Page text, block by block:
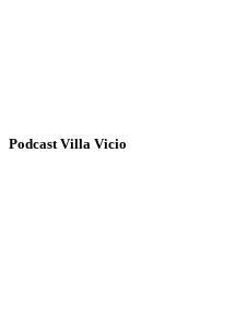
Podcast Villa Vicio